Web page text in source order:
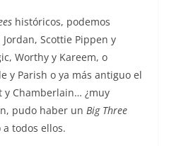
históricos, podemos
Scottie Pippen y
Worthy y Kareem, o
y Parish o ya más antiguo el
y Chamberlain… ¿muy
pudo haber un Big Three
todos ellos.